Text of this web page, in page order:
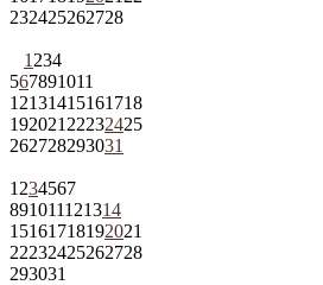
232425262728
1 234
567891011
12131415161718
192021 22232425
262728293031
1 234567
891011121314
15161718192021
22232425262728
293031